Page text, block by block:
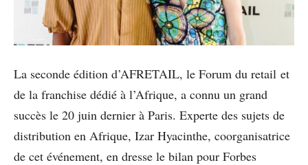
La seconde édition d’AFRETAIL, le Forum du retail et
de la franchise dédié à l’Afrique, a connu un grand
succès le 20 juin dernier à Paris. Experte des sujets de
distribution en Afrique, Izar Hyacinthe, coorganisatrice
de cet événement, en dresse le bilan pour Forbes